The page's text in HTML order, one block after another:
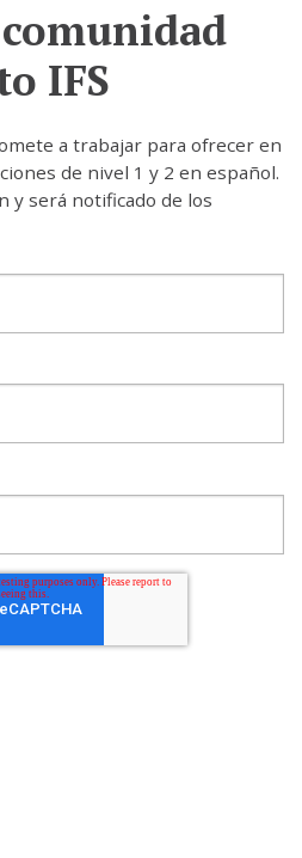
IFS
a trabajar para ofrecer en
de nivel 1 y 2 en español.
y será notificado de los